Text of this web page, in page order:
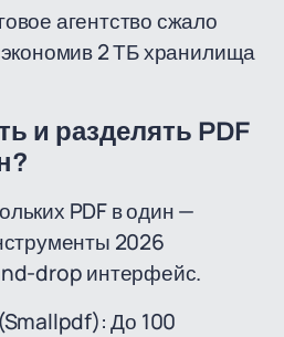
агентство сжало
2 ТБ хранилища
и разделять PDF
PDF в один —
2026
drop интерфейс.
До 100